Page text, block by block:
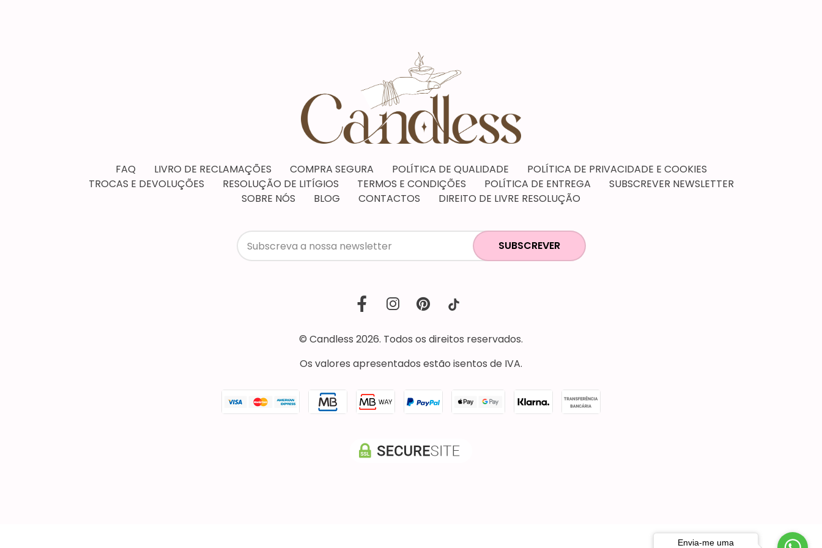
FAQ LIVRO DE RECLAMAÇÕES COMPRA SEGURA POLÍTICA DE QUALIDADE
POLÍTICA DE PRIVACIDADE E COOKIES
TROCAS E DEVOLUÇÕES
RESOLUÇÃO DE LITÍGIOS TERMOS E CONDIÇÕES POLÍTICA DE ENTREGA
SUBSCREVER NEWSLETTER
SOBRE NÓS
BLOG CONTACTOS DIREITO DE LIVRE RESOLUÇÃO
SUBSCREVER
© Candless 2026. Todos os direitos reservados.
Os valores apresentados estão isentos de IVA.
Envia-me uma